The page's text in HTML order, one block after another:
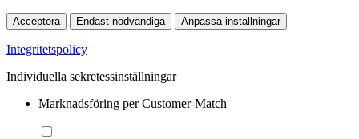
Acceptera Endast nödvändiga Anpassa inställningar
Integritetspolicy
Individuella sekretessinställningar
Marknadsföring per Customer-Match